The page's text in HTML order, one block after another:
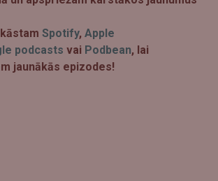
Spotify, Apple
podcasts vai Podbean, lai
jaunākās epizodes!